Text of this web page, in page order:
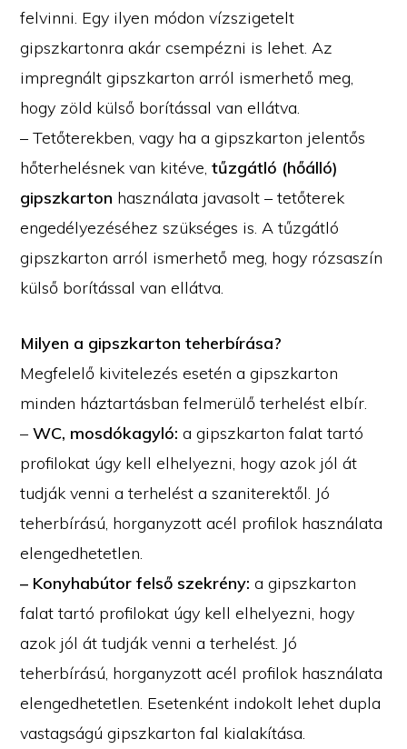
felvinni. Egy ilyen módon vízszigetelt
gipszkartonra akár csempézni is lehet. Az
impregnált gipszkarton arról ismerhető meg,
hogy zöld külső borítással van ellátva.
– Tetőterekben, vagy ha a gipszkarton jelentős
hőterhelésnek van kitéve,tűzgátló (hőálló)
gipszkarton használata javasolt – tetőterek
engedélyezéséhez szükséges is. A tűzgátló
gipszkarton arról ismerhető meg, hogy rózsaszín
külső borítással van ellátva.
Milyen a gipszkarton teherbírása?
Megfelelő kivitelezés esetén a gipszkarton
minden háztartásban felmerülő terhelést elbír.
–WC, mosdókagyló: a gipszkarton falat tartó
profilokat úgy kell elhelyezni, hogy azok jól át
tudják venni a terhelést a szaniterektől. Jó
teherbírású, horganyzott acél profilok használata
elengedhetetlen.
– Konyhabútor felső szekrény: a gipszkarton
falat tartó profilokat úgy kell elhelyezni, hogy
azok jól át tudják venni a terhelést. Jó
teherbírású, horganyzott acél profilok használata
elengedhetetlen. Esetenként indokolt lehet dupla
vastagságú gipszkarton fal kialakítása.